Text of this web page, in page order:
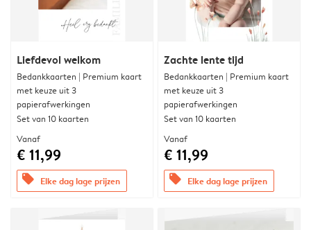
Liefdevol welkom
Bedankkaarten | Premium kaart
met keuze uit 3
papierafwerkingen
Set van 10 kaarten
Vanaf
€ 11,99
offers Elke dag lage prijzen
Zachte lente tijd
Bedankkaarten | Premium kaart
met keuze uit 3
papierafwerkingen
Set van 10 kaarten
Vanaf
€ 11,99
offers Elke dag lage prijzen